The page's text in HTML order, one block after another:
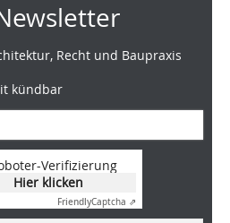
Recht und Baupraxis
kündbar
Verifizierung
Hier klicken
FriendlyCaptcha ⇗